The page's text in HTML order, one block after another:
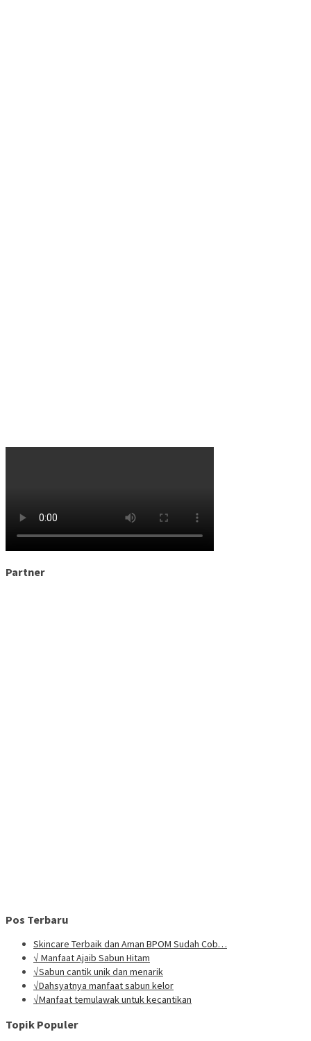
Partner
Pos Terbaru
Skincare Terbaik dan Aman BPOM Sudah Cob…
√ Manfaat Ajaib Sabun Hitam
√Sabun cantik unik dan menarik
√Dahsyatnya manfaat sabun kelor
√Manfaat temulawak untuk kecantikan
Topik Populer